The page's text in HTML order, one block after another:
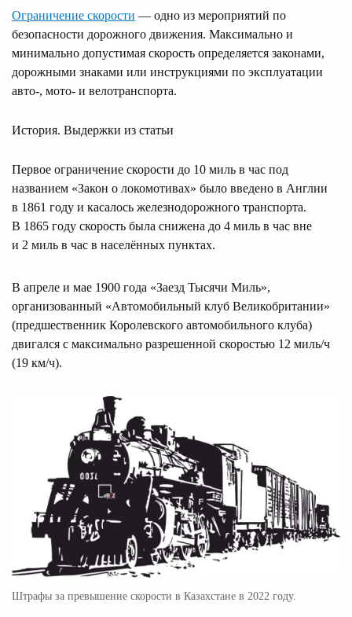
Ограничение скорости — одно из мероприятий по
безопасности дорожного движения. Максимально и
минимально допустимая скорость определяется законами,
дорожными знаками или инструкциями по эксплуатации
авто-, мото- и велотранспорта.
История. Выдержки из статьи
Первое ограничение скорости до 10 миль в час под
названием «Закон о локомотивах» было введено в Англии
в 1861 году и касалось железнодорожного транспорта.
В 1865 году скорость была снижена до 4 миль в час вне
и 2 миль в час в населённых пунктах.
В апреле и мае 1900 года «Заезд Тысячи Миль»,
организованный «Автомобильный клуб Великобритании»
(предшественник Королевского автомобильного клуба)
двигался с максимально разрешенной скоростью 12 миль/ч
(19 км/ч).
Штрафы за превышение скорости в Казахстане в 2022 году.